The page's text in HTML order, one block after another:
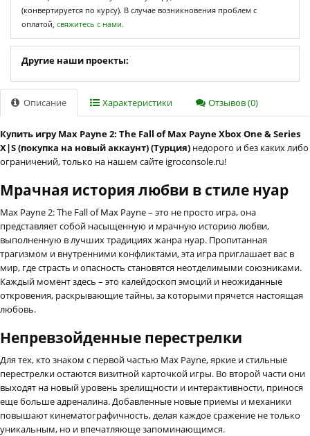
(конвертируется по курсу). В случае возникновения проблем с
оплатой, свяжитесь с нами.
Другие наши проекты:
Описание Характеристики Отзывов (0)
Купить игру Max Payne 2: The Fall of Max Payne Xbox One & Series
X|S (покупка на новый аккаунт) (Турция) недорого и без каких либо
ограничений, только на нашем сайте igroconsole.ru!
Мрачная история любви в стиле нуар
Max Payne 2: The Fall of Max Payne – это не просто игра, она
представляет собой насыщенную и мрачную историю любви,
выполненную в лучших традициях жанра нуар. Пропитанная
трагизмом и внутренними конфликтами, эта игра приглашает вас в
мир, где страсть и опасность становятся неотделимыми союзниками.
Каждый момент здесь – это калейдоскоп эмоций и неожиданные
откровения, раскрывающие тайны, за которыми прячется настоящая
любовь.
Непревзойденные перестрелки
Для тех, кто знаком с первой частью Max Payne, яркие и стильные
перестрелки остаются визитной карточкой игры. Во второй части они
выходят на новый уровень зрелищности и интерактивности, принося
еще больше адреналина. Добавленные новые приемы и механики
повышают кинематографичность, делая каждое сражение не только
уникальным, но и впечатляюще запоминающимся.